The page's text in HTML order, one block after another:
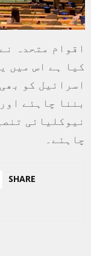
اقوام متحدہ
کیا ہے اس میں
اسرائیل کو
بننا چاہئے
نیوکلیائی
چاہئے۔
SHARE